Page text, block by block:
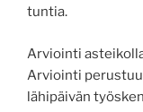
tuntia.
Arviointi
Arviointi
lähipäivän